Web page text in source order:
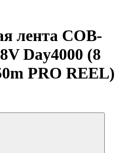
лента COB-
Day4000 (8
PRO REEL)